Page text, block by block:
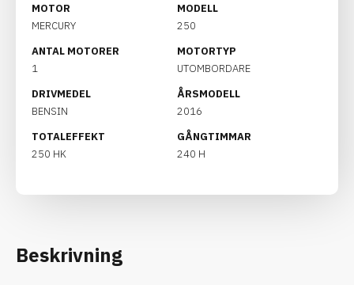
MOTOR
MERCURY
MODELL
250
ANTAL MOTORER
1
MOTORTYP
UTOMBORDARE
DRIVMEDEL
BENSIN
ÅRSMODELL
2016
TOTALEFFEKT
250 HK
GÅNGTIMMAR
240 H
Beskrivning